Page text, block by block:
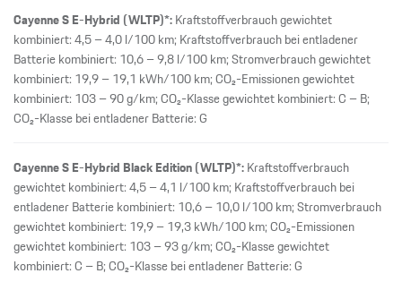
Cayenne S E-Hybrid (WLTP)*:Kraftstoffverbrauch gewichtet
kombiniert: 4,5 – 4,0 l/100 km; Kraftstoffverbrauch bei entladener
Batterie kombiniert: 10,6 – 9,8 l/100 km; Stromverbrauch gewichtet
kombiniert: 19,9 – 19,1 kWh/100 km; CO₂-Emissionen gewichtet
kombiniert: 103 – 90 g/km; CO₂-Klasse gewichtet kombiniert: C – B;
CO₂-Klasse bei entladener Batterie: G
Cayenne S E-Hybrid Black Edition (WLTP)*:Kraftstoffverbrauch
gewichtet kombiniert: 4,5 – 4,1 l/100 km; Kraftstoffverbrauch bei
entladener Batterie kombiniert: 10,6 – 10,0 l/100 km; Stromverbrauch
gewichtet kombiniert: 19,9 – 19,3 kWh/100 km; CO₂-Emissionen
gewichtet kombiniert: 103 – 93 g/km; CO₂-Klasse gewichtet
kombiniert: C – B; CO₂-Klasse bei entladener Batterie: G